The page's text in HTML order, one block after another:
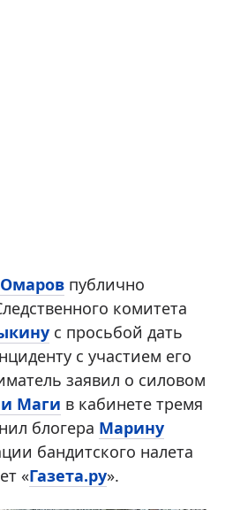
публично
комитета
с просьбой дать
с участием его
заявил о силовом
Маги в кабинете тремя
блогера Марину
бандитского налета
«Газета.ру».